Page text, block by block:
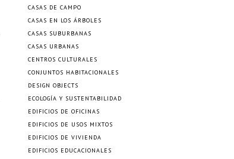
CASAS DE CAMPO
CASAS EN LOS ÁRBOLES
CASAS SUBURBANAS
CASAS URBANAS
CENTROS CULTURALES
CONJUNTOS HABITACIONALES
DESIGN OBJECTS
ECOLOGÍA Y SUSTENTABILIDAD
EDIFICIOS DE OFICINAS
EDIFICIOS DE USOS MIXTOS
EDIFICIOS DE VIVIENDA
EDIFICIOS EDUCACIONALES